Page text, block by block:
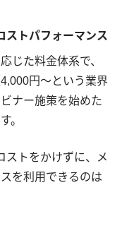
ストパフォーマンス
じた料金体系で、
円〜という業界
ナー施策を始めた
。
ストをかけずに、メ
を利用できるのは